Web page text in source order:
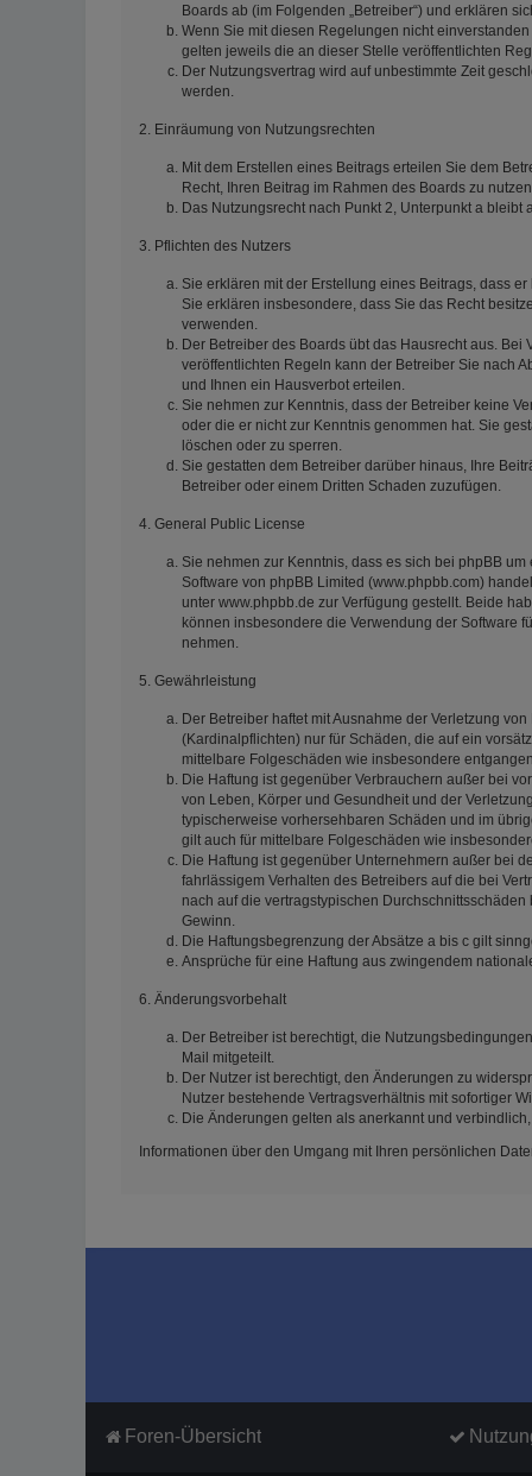
Boards ab (im Folgenden „Betreiber“) und erklären
Wenn Sie mit diesen Regelungen nicht
gelten jeweils die an dieser Stelle veröffentlichten
Der Nutzungsvertrag wird auf unbestimmte Zeit
werden.
2. Einräumung von Nutzungsrechten
Mit dem Erstellen eines Beitrags erteilen Sie dem
Recht, Ihren Beitrag im Rahmen des Boards zu
Das Nutzungsrecht nach Punkt 2, Unterpunkt a
3. Pflichten des Nutzers
Sie erklären mit der Erstellung eines Beitrags, dass
Sie erklären insbesondere, dass Sie das Recht
verwenden.
Der Betreiber des Boards übt das Hausrecht aus.
veröffentlichten Regeln kann der Betreiber Sie nach
und Ihnen ein Hausverbot erteilen.
Sie nehmen zur Kenntnis, dass der Betreiber keine
oder die er nicht zur Kenntnis genommen hat. Sie
löschen oder zu sperren.
Sie gestatten dem Betreiber darüber hinaus, Ihre
Betreiber oder einem Dritten Schaden zuzufügen.
4. General Public License
Sie nehmen zur Kenntnis, dass es sich bei phpBB um
Software von phpBB Limited (www.phpbb.com)
unter www.phpbb.de zur Verfügung gestellt. Beide
können insbesondere die Verwendung der Software
nehmen.
5. Gewährleistung
Der Betreiber haftet mit Ausnahme der Verletzung
(Kardinalpflichten) nur für Schäden, die auf ein
mittelbare Folgeschäden wie insbesondere
Die Haftung ist gegenüber Verbrauchern außer bei
von Leben, Körper und Gesundheit und der
typischerweise vorhersehbaren Schäden und im
gilt auch für mittelbare Folgeschäden wie
Die Haftung ist gegenüber Unternehmern außer bei
fahrlässigem Verhalten des Betreibers auf die bei
nach auf die vertragstypischen
Gewinn.
Die Haftungsbegrenzung der Absätze a bis c gilt
Ansprüche für eine Haftung aus zwingendem
6. Änderungsvorbehalt
Der Betreiber ist berechtigt, die
Mail mitgeteilt.
Der Nutzer ist berechtigt, den Änderungen zu
Nutzer bestehende Vertragsverhältnis mit sofortiger
Die Änderungen gelten als anerkannt und
Informationen über den Umgang mit Ihren persönlichen
Foren-Übersicht